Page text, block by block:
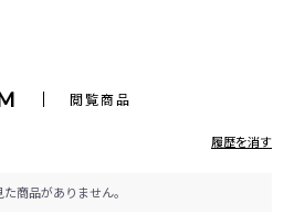
閲覧商品
履歴を消す
た商品がありません。